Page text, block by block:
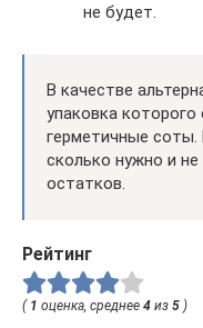
не будет.
В качестве
упаковка
герметичные
сколько нужно и
остатков.
Рейтинг
( 1 оценка, среднее 4 из 5 )